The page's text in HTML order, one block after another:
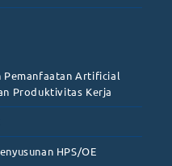
Pemanfaatan Artificial
Produktivitas Kerja
HPS/OE